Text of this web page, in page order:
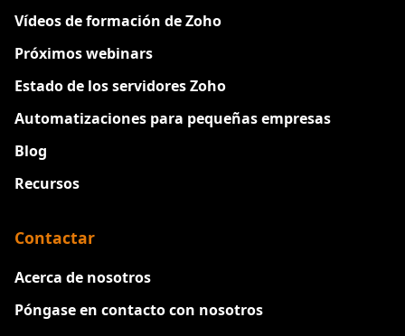
Vídeos de formación de Zoho
Próximos webinars
Estado de los servidores Zoho
Automatizaciones para pequeñas empresas
Blog
Recursos
Contactar
Acerca de nosotros
Póngase en contacto con nosotros